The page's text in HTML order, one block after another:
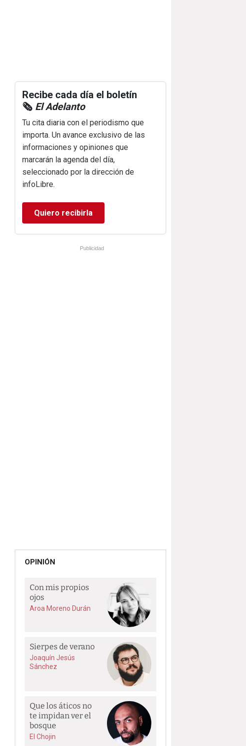
Recibe cada día el boletín
🗞️ El Adelanto
Tu cita diaria con el periodismo que
importa. Un avance exclusivo de las
informaciones y opiniones que
marcarán la agenda del día,
seleccionado por la dirección de
infoLibre.
Quiero recibirla
Publicidad
OPINIÓN
Con mis propios
ojos
Aroa Moreno Durán
Sierpes de verano
Joaquín Jesús
Sánchez
Que los áticos no
te impidan ver el
bosque
El Chojin